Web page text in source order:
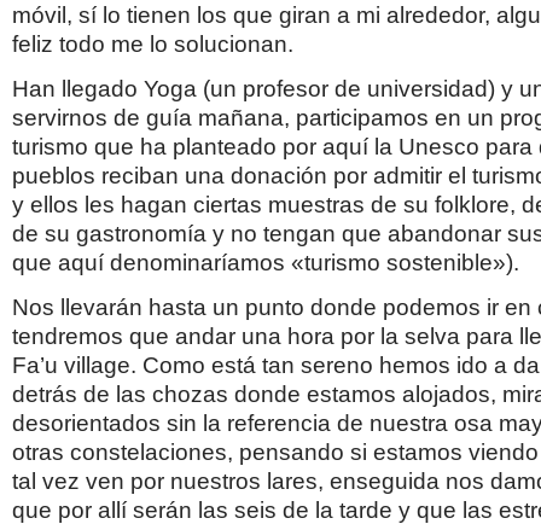
móvil, sí lo tienen los que giran a mi alrededor,
feliz todo me lo solucionan.
Han llegado Yoga (un profesor de universidad) y
servirnos de guía mañana, participamos en un
turismo que ha planteado por aquí la Unesco para
pueblos reciban una donación por admitir el
y ellos les hagan ciertas muestras de su fol­klore,
de su gastronomía y no tengan que abandonar
que aquí denominaríamos «turismo sostenible»).
Nos llevarán hasta un punto donde podemos ir en
tendremos que andar una hora por la selva para
Fa’u village. Como está tan sereno hemos ido a
detrás de las chozas donde estamos alojados,
desorientados sin la referencia de nuestra osa
otras constelaciones, pensando si estamos
tal vez ven por nuestros lares, enseguida nos
que por allí serán las seis de la tarde y que las